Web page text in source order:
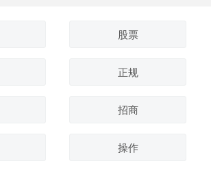
股票
正规
招商
操作